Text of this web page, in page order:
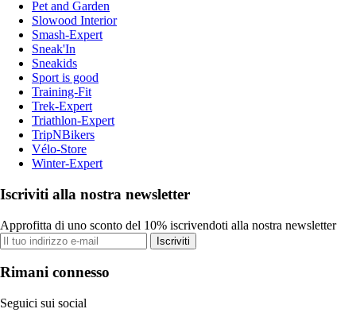
Pet and Garden
Slowood Interior
Smash-Expert
Sneak'In
Sneakids
Sport is good
Training-Fit
Trek-Expert
Triathlon-Expert
TripNBikers
Vélo-Store
Winter-Expert
Iscriviti alla nostra newsletter
Approfitta di uno sconto del 10% iscrivendoti alla nostra newsletter
Iscriviti
Rimani connesso
Seguici sui social